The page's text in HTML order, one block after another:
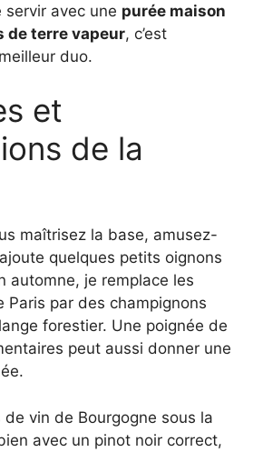
servir avec une purée maison
de terre vapeur, c’est
duo.
et
de la
maîtrisez la base, amusez-
quelques petits oignons
automne, je remplace les
Paris par des champignons
forestier. Une poignée de
peut aussi donner une
de vin de Bourgogne sous la
avec un pinot noir correct,